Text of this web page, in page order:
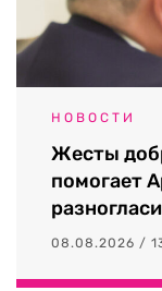
НОВОСТИ
Жесты
помогает
08.08.2026 /